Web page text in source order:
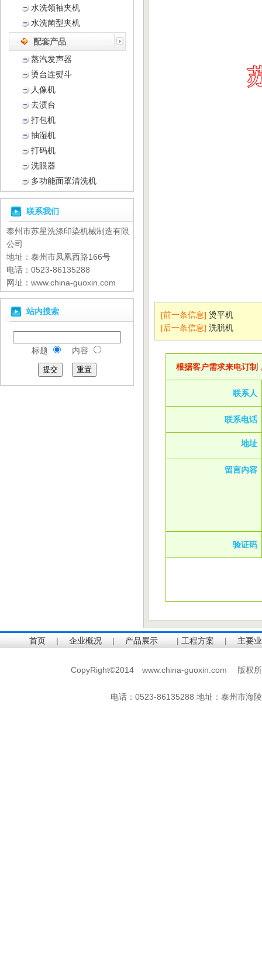
水洗领袖夹机
水洗菌型夹机
配套产品
蒸汽发声器
烫台连熨斗
人像机
去渍台
打包机
抽湿机
打码机
洗眼器
多功能面罩清洗机
联系我们
泰州市苏星洗涤印染机械制造有限
公司
地址：泰州市凤凰西路166号
电话：0523-86135288
网址：www.china-guoxin.com
站内搜索
标题 内容
[前一条信息] 烫平机
[后一条信息] 洗脱机
根据客户需求来电订制
联系人
联系电话
地址
留言内容
验证码
首页 | 企业概况 | 产品展示 | 工程方案 | 主要
CopyRight©2014 www.china-guoxin.com 版权所
电话：0523-86135288 地址： 泰州市海